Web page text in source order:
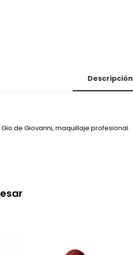
Descripción
de Giovanni, maquillaje profesional.